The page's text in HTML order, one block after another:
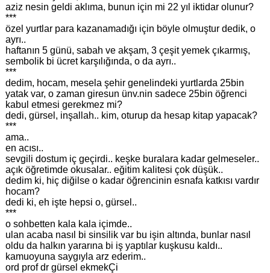
aziz nesin geldi aklıma, bunun için mi 22 yıl iktidar olunur?
***
özel yurtlar para kazanamadığı için böyle olmuştur dedik, o
ayrı..
haftanın 5 günü, sabah ve akşam, 3 çeşit yemek çıkarmış,
sembolik bi ücret karşılığında, o da ayrı..
***
dedim, hocam, mesela şehir genelindeki yurtlarda 25bin
yatak var, o zaman giresun ünv.nin sadece 25bin öğrenci
kabul etmesi gerekmez mi?
dedi, gürsel, inşallah.. kim, oturup da hesap kitap yapacak?
***
ama..
en acısı..
sevgili dostum iç geçirdi.. keşke buralara kadar gelmeseler..
açık öğretimde okusalar.. eğitim kalitesi çok düşük..
dedim ki, hiç diğilse o kadar öğrencinin esnafa katkısı vardır
hocam?
dedi ki, eh işte hepsi o, gürsel..
***
o sohbetten kala kala içimde..
ulan acaba nasıl bi sinsilik var bu işin altında, bunlar nasıl
oldu da halkın yararına bi iş yaptılar kuşkusu kaldı..
kamuoyuna saygıyla arz ederim..
ord prof dr gürsel ekmekÇi